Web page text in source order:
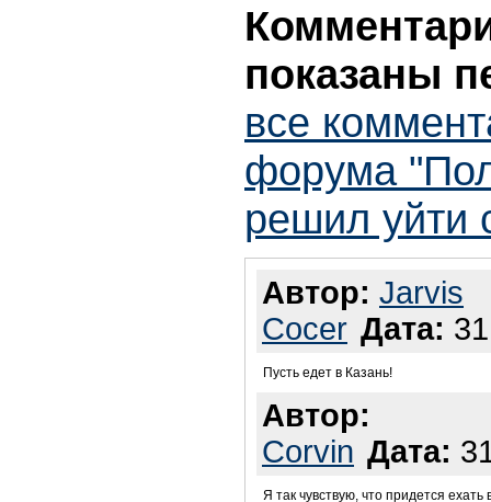
показаны
все
форума
решил уйти
Автор: Jarvis
Cocer Дата:
Пусть едет в Казань!
Автор:
Corvin Дата:
Я так чувствую, что придется